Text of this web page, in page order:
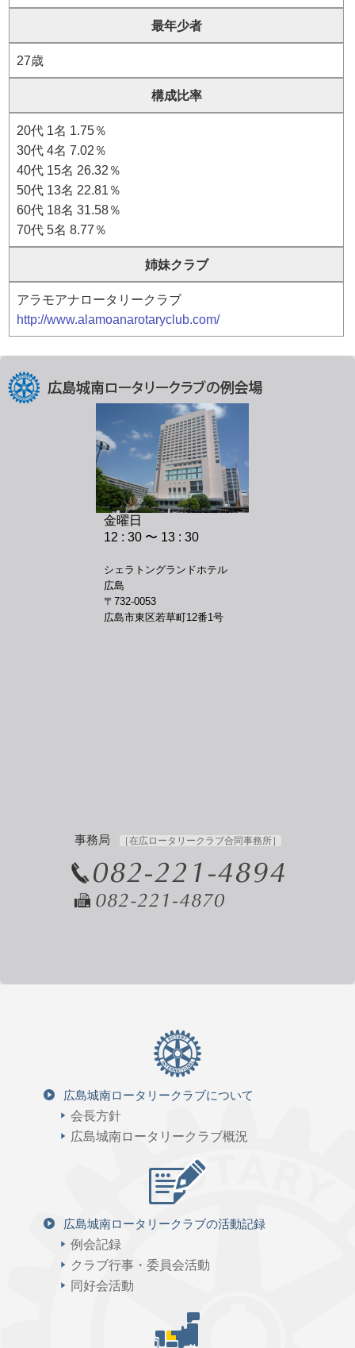
最年少者
27歳
構成比率
20代 1名 1.75％
30代 4名 7.02％
40代 15名 26.32％
50代 13名 22.81％
60代 18名 31.58％
70代 5名 8.77％
姉妹クラブ
アラモアナロータリークラブ
http://www.alamoanarotaryclub.com/
金曜日
12 : 30 〜 13 : 30
シェラトングランドホテル
広島
〒732-0053
広島市東区若草町12番1号
事務局 ［在広ロータリークラブ合同事務所］
広島城南ロータリークラブについて
会長方針
広島城南ロータリークラブ概況
広島城南ロータリークラブの活動記録
例会記録
クラブ行事・委員会活動
同好会活動